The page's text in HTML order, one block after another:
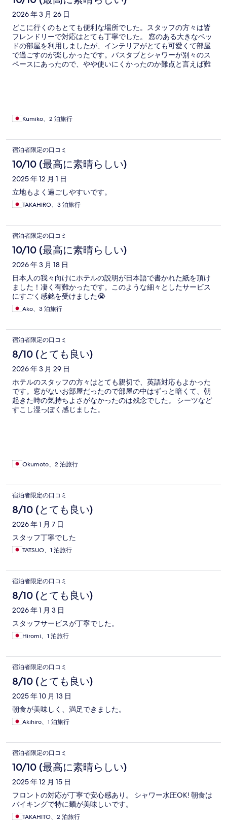
2026 年 3 月 26 日
どこに行くのもとても便利な場所でした。スタッフの方々は皆
フレンドリーで対応はとても丁寧でした。 窓のある大きなベッ
ドの部屋を利用しましたが、インテリアがとても可愛くて部屋
で過ごすのが楽しかったです。バスタブとシャワーが別々のス
ペースにあったので、やや使いにくかったのか難点と言えば難
Kumiko、2 泊旅行
宿泊者限定の口コミ
10/10 (最高に素晴らしい)
2025 年 12 月 1 日
立地もよく過ごしやすいです。
TAKAHIRO、3 泊旅行
宿泊者限定の口コミ
10/10 (最高に素晴らしい)
2026 年 3 月 18 日
日本人の我々向けにホテルの説明が日本語で書かれた紙を頂け
ました！凄く有難かったです。このような細々としたサービス
にすごく感銘を受けました😭
Ako、3 泊旅行
宿泊者限定の口コミ
8/10 (とても良い)
2026 年 3 月 29 日
ホテルのスタッフの方々はとても親切で、英語対応もよかった
です。窓がないお部屋だったので部屋の中はずっと暗くて、朝
起きた時の気持ちよさがなかったのは残念でした。 シーツなど
すこし湿っぽく感じました。
Okumoto、2 泊旅行
宿泊者限定の口コミ
8/10 (とても良い)
2026 年 1 月 7 日
スタッフ丁寧でした
TATSUO、1 泊旅行
宿泊者限定の口コミ
8/10 (とても良い)
2026 年 1 月 3 日
スタッフサービスが丁寧でした。
Hiromi、1 泊旅行
宿泊者限定の口コミ
8/10 (とても良い)
2025 年 10 月 13 日
朝食が美味しく、満足できました。
Akihiro、1 泊旅行
宿泊者限定の口コミ
10/10 (最高に素晴らしい)
2025 年 12 月 15 日
フロントの対応が丁寧で安心感あり。 シャワー水圧OK! 朝食は
バイキングで特に麺が美味しいです。
TAKAHITO、2 泊旅行